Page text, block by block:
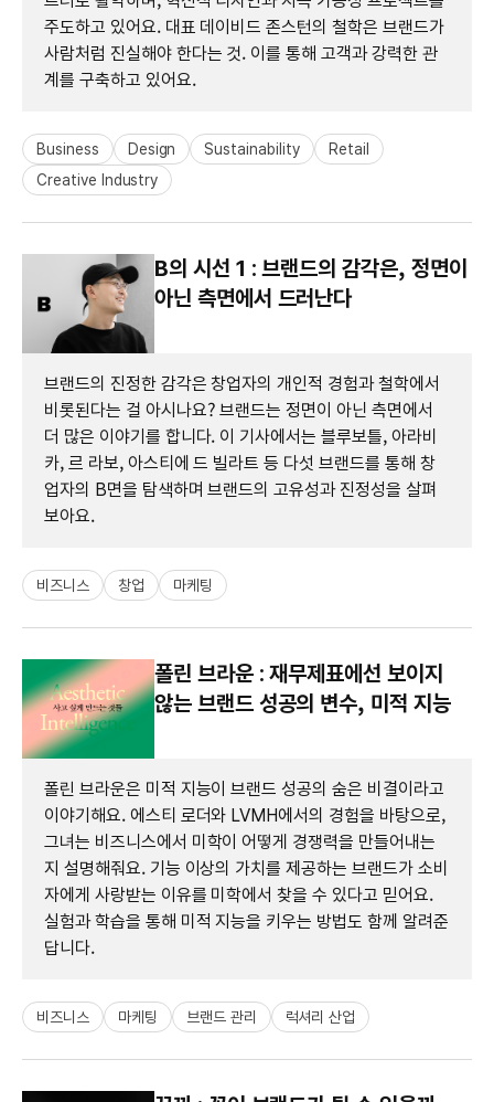
주도하고 있어요. 대표 데이비드 존스턴의 철학은 브랜드가
사람처럼 진실해야 한다는 것. 이를 통해 고객과 강력한 관
계를 구축하고 있어요.
Business Design Sustainability
Retail
Creative Industry
B의 시선 1 : 브랜드의 감각은, 정면이
아닌 측면에서 드러난다
브랜드의 진정한 감각은 창업자의 개인적 경험과 철학에서
비롯된다는 걸 아시나요? 브랜드는 정면이 아닌 측면에서
더 많은 이야기를 합니다. 이 기사에서는 블루보틀, 아라비
카, 르 라보, 아스티에 드 빌라트 등 다섯 브랜드를 통해 창
업자의 B면을 탐색하며 브랜드의 고유성과 진정성을 살펴
보아요.
비즈니스 창업 마케팅
폴린 브라운 : 재무제표에선 보이지
않는 브랜드 성공의 변수, 미적 지능
폴린 브라운은 미적 지능이 브랜드 성공의 숨은 비결이라고
이야기해요. 에스티 로더와 LVMH에서의 경험을 바탕으로,
그녀는 비즈니스에서 미학이 어떻게 경쟁력을 만들어내는
지 설명해줘요. 기능 이상의 가치를 제공하는 브랜드가 소비
자에게 사랑받는 이유를 미학에서 찾을 수 있다고 믿어요.
실험과 학습을 통해 미적 지능을 키우는 방법도 함께 알려준
답니다.
비즈니스 마케팅 브랜드 관리 럭셔리 산업